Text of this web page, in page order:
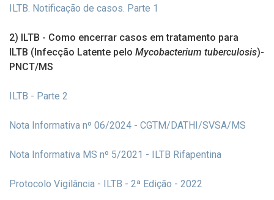
ILTB. Notificação de casos. Parte 1
2) ILTB - Como encerrar casos em tratamento para
ILTB (Infecção Latente pelo Mycobacterium tuberculosis)-
PNCT/MS
ILTB - Parte 2
Nota Informativa nº 06/2024 - CGTM/DATHI/SVSA/MS
Nota Informativa MS nº 5/2021 - ILTB Rifapentina
Protocolo Vigilância - ILTB - 2ª Edição - 2022